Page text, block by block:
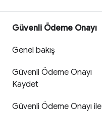
Güvenli Ödeme Onayı
Genel bakış
Güvenli Ödeme Onayı
Kaydet
Güvenli Ödeme Onayı ile